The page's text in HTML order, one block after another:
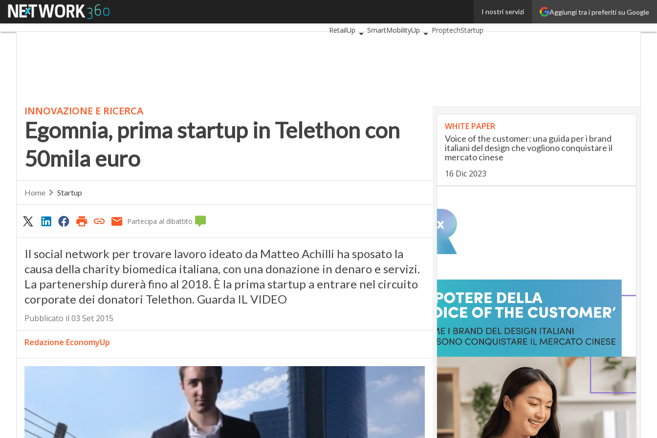
Aggiungi tra i preferiti su Google
I nostri servizi
Menu
InsuranceUp
RetailUp
SmartMobilityUp ProptechStartup
INNOVAZIONE E RICERCA
Egomnia, prima startup in Telethon con
50mila euro
Home Startup
Partecipa al dibattito
Il social network per trovare lavoro ideato da Matteo Achilli ha sposato la
causa della charity biomedica italiana, con una donazione in denaro e servizi.
La partenership durerà fino al 2018. È la prima startup a entrare nel circuito
corporate dei donatori Telethon. Guarda IL VIDEO
Pubblicato il 03 Set 2015
Redazione EconomyUp
WHITE PAPER
Voice of the customer: una guida per i brand
italiani del design che vogliono conquistare il
mercato cinese
16 Dic 2023